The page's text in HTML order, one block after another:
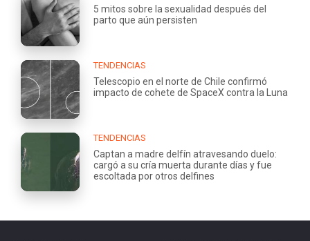
5 mitos sobre la sexualidad después del
parto que aún persisten
TENDENCIAS
Telescopio en el norte de Chile confirmó
impacto de cohete de SpaceX contra la Luna
TENDENCIAS
Captan a madre delfín atravesando duelo:
cargó a su cría muerta durante días y fue
escoltada por otros delfines